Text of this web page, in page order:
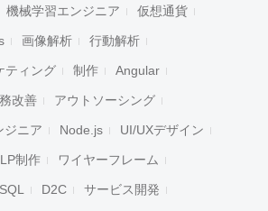
機械学習エンジニア 仮想通貨
画像解析 行動解析
ティング 制作 Angular
改善 アウトソーシング
ジニア Node.js UI/UXデザイン
LP制作 ワイヤーフレーム
SQL D2C サービス開発